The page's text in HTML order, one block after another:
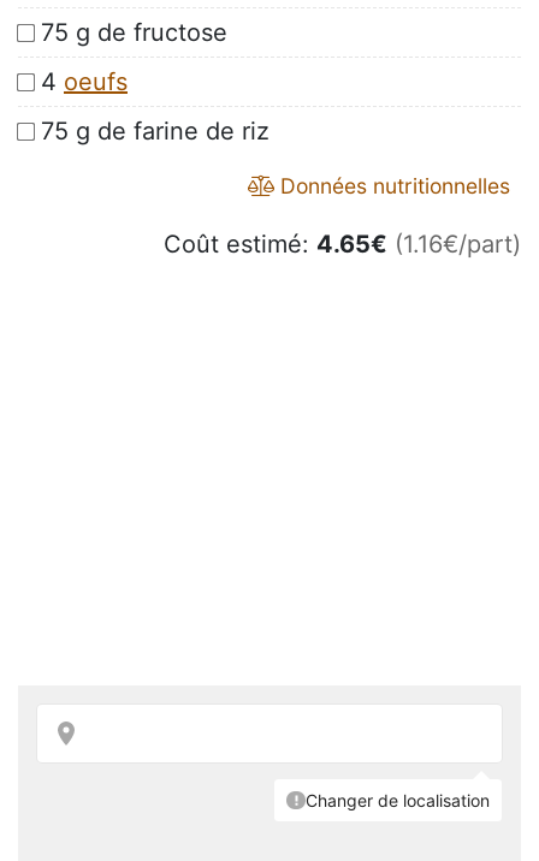
75 g de fructose
4 oeufs
75 g de farine de riz
Données nutritionnelles
Coût estimé: 4.65€ (1.16€/part)